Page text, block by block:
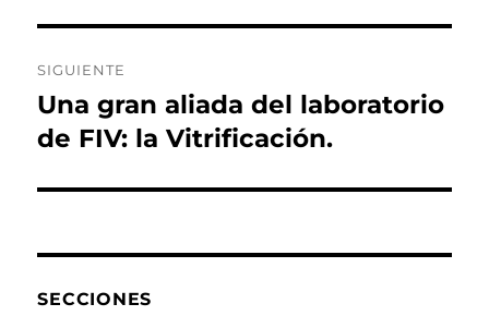
SIGUIENTE
Entrada
siguiente:
Una gran aliada del laboratorio
de FIV: la Vitrificación.
SECCIONES